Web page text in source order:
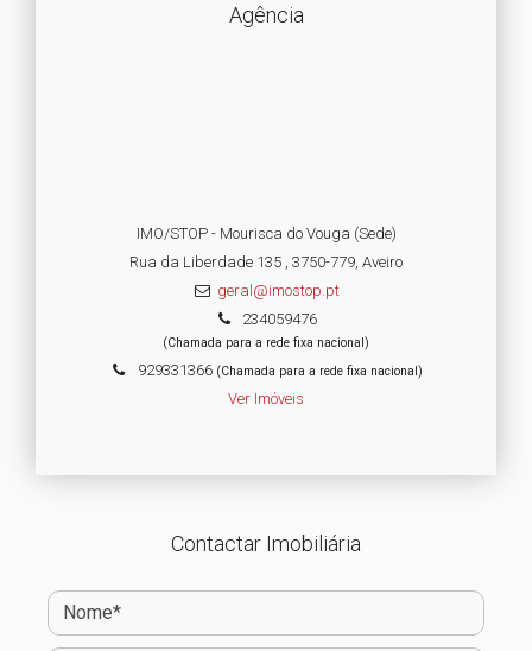
Agência
IMO/STOP - Mourisca do Vouga (Sede)
Rua da Liberdade 135 , 3750-779, Aveiro
geral@imostop.pt
234059476
(Chamada para a rede fixa nacional)
929331366(Chamada para a rede fixa nacional)
Ver Imóveis
Contactar Imobiliária